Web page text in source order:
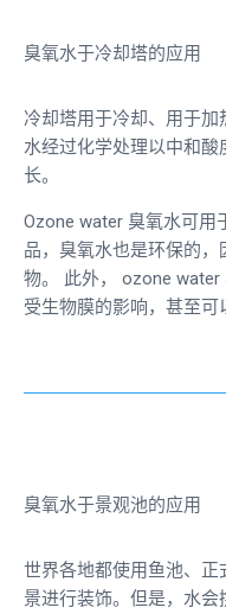
臭氧水于冷却塔的应用
冷却塔用于冷却、用于
水经过化学处理以中和
长。
Ozone water 臭氧水可用
品，臭氧水也是环保的
物。
此外， ozone water
受生物膜的影响，甚至可
臭氧水于景观池的应用
世界各地都使用鱼池、
景进行装饰。但是，水